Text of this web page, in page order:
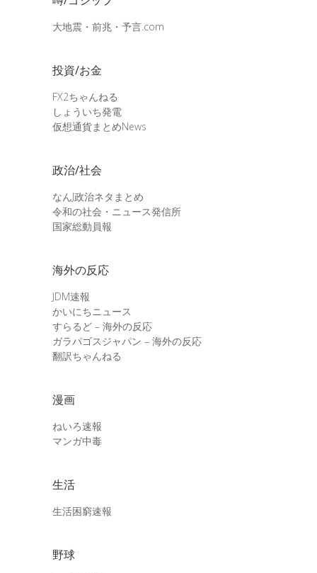
大地震・前兆・予言.com
投資/お金
FX2ちゃんねる
しょういち発電
仮想通貨まとめNews
政治/社会
なんJ政治ネタまとめ
令和の社会・ニュース発信所
国家総動員報
海外の反応
JDM速報
かいにちニュース
すらるど – 海外の反応
ガラパゴスジャパン – 海外の反応
翻訳ちゃんねる
漫画
ねいろ速報
マンガ中毒
生活
生活困窮速報
野球